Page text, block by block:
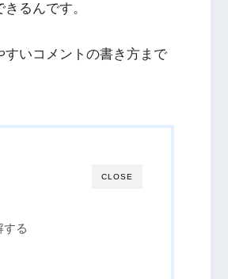
るんです。
いコメントの書き方まで
CLOSE
する